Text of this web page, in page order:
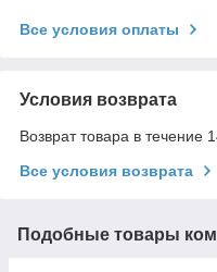
Все условия оплаты
Условия возврата
Возврат товара в течение
Все условия возврата
Подобные товары